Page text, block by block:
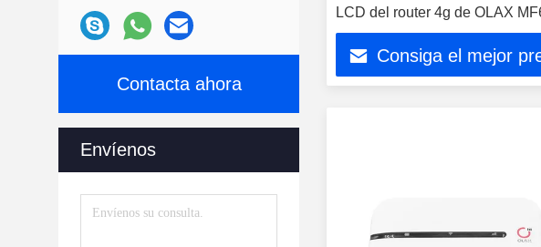
Contacta ahora
Envíenos
LCD del router 4g de OLAX
Wifi con el puerto RJ45
Consiga el mejor